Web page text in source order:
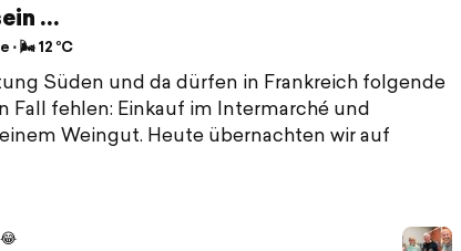
…
⋅ 🌬 12 °C
Süden und da dürfen in Frankreich folgende
Fall fehlen: Einkauf im Intermarché und
Weingut. Heute übernachten wir auf